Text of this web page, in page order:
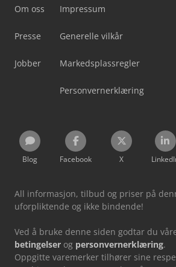
Om oss
Presse
Jobber
Impressum
Generelle vilkår
Markedsplassregler
Personvernerklæring
Blog Facebook X
All informasjon, tilbud og priser på
uforpliktende og ikke bindende!
Ved å bruke denne siden godtar du
betingelser og personvernerklæring.
Oppgitte varemerker tilhører sine